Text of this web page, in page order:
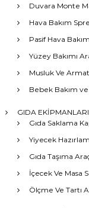
Duvara Monte
Hava Bakım
Pasif Hava
Yüzey Bakımı
Musluk Ve
Bebek Bakım
GIDA EKİPMANLARI
Gıda Saklama
Yiyecek
Gıda Taşıma
İçecek Ve Masa
Ölçme Ve Tartı